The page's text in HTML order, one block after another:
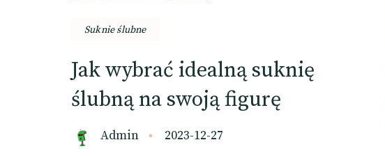
Suknie ślubne
Jak wybrać idealną suknię
ślubną na swoją figurę
Admin 2023-12-27